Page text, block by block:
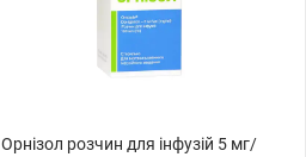
Орнізол розчин для інфузій 5 мг/